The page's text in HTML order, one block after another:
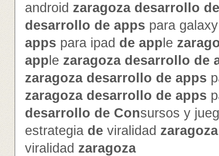
android zaragoza desarrollo de
desarrollo de apps para
apps para ipad de app le
app le zaragoza desarrollo de
zaragoza desarrollo de apps
zaragoza desarrollo de apps
desarrollo de Consursos y
estrategia de viralidad zaragoza
viralidad zaragoza